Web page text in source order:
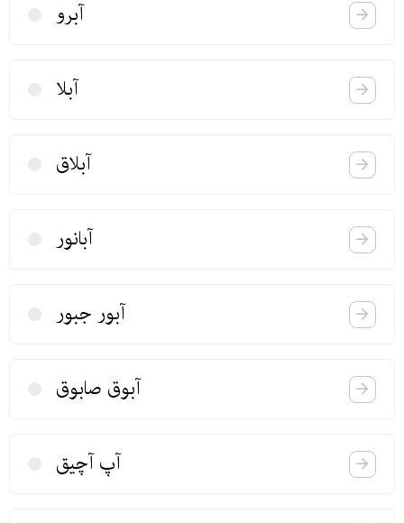
آبرو
آبلا
آبلاق
آبانور
آبور جبور
آبوق صابوق
آپ آچیق